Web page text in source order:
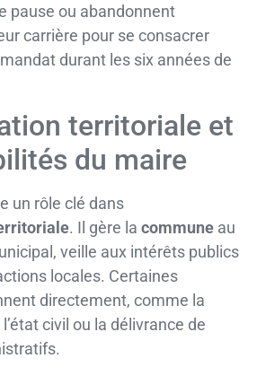
pause ou abandonnent
carrière pour se consacrer
durant les six années de
territoriale et
du maire
un rôle clé dans
. Il gère la commune au
veille aux intérêts publics
locales. Certaines
directement, comme la
civil ou la délivrance de